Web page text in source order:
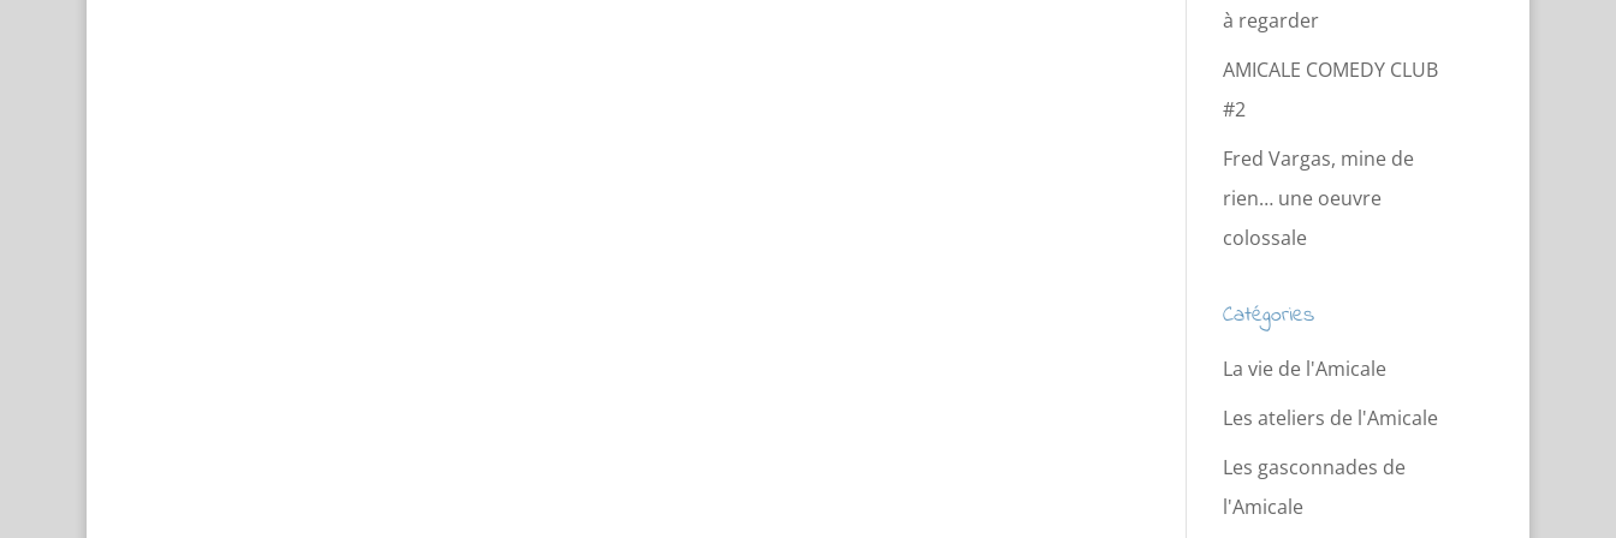
à regarder
AMICALE COMEDY CLUB
#2
Fred Vargas, mine de
rien… une oeuvre
colossale
Catégories
La vie de l'Amicale
Les ateliers de l'Amicale
Les gasconnades de
l'Amicale